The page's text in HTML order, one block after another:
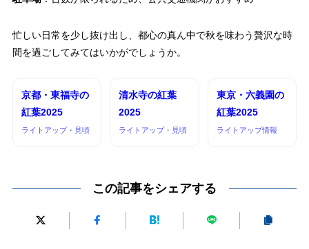
忙しい日常を少し抜け出し、都心の真ん中で秋を味わう贅沢な時
間を過ごしてみてはいかがでしょうか。
京都・東福寺の
紅葉2025
ライトアップ・見頃
清水寺の紅葉
2025
ライトアップ・見頃
東京・六義園の
紅葉2025
ライトアップ情報
この記事をシェアする